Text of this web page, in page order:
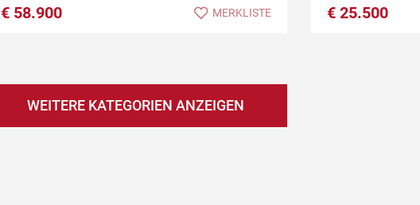
€ 58.900 MERKLISTE € 25.500
WEITERE KATEGORIEN ANZEIGEN